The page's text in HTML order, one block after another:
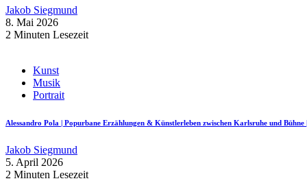
Jakob Siegmund
8. Mai 2026
2 Minuten Lesezeit
Kunst
Musik
Portrait
Alessandro Pola | Popurbane Erzählungen & Künstlerleben zwischen Karlsruhe und
Jakob Siegmund
5. April 2026
2 Minuten Lesezeit